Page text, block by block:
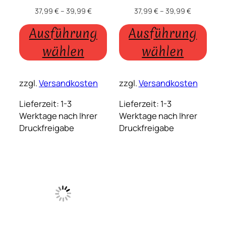
37,99 €– 39,99 €
Ausführung
wählen
zzgl.Versandkosten
Lieferzeit: 1-3
Werktage nach Ihrer
Druckfreigabe
37,99€–39,99€
Ausführung
wählen
zzgl.Versandkosten
Lieferzeit: 1-3
Werktage nach Ihrer
Druckfreigabe